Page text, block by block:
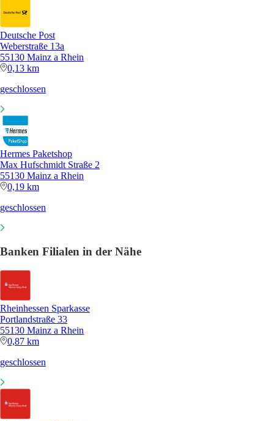
Deutsche Post
Weberstraße 13a
55130 Mainz a Rhein
0,13 km
geschlossen
Hermes Paketshop
Max Hufschmidt Straße 2
55130 Mainz a Rhein
0,19 km
geschlossen
Banken Filialen in der Nähe
Rheinhessen Sparkasse
Portlandstraße 33
55130 Mainz a Rhein
0,87 km
geschlossen